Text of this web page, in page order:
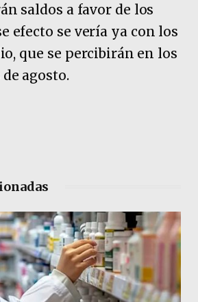
saldos a favor de los
efecto se vería ya con los
que se percibirán en los
agosto.